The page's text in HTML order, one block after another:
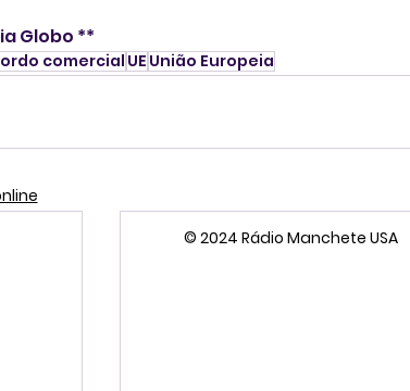
Globo **
comercial UE União Europeia
© 2024 Rádio Manchete USA